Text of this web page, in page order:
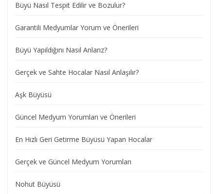
Büyü Nasıl Tespit Edilir ve Bozulur?
Garantili Medyumlar Yorum ve Önerileri
Büyü Yapıldığını Nasıl Anlarız?
Gerçek ve Sahte Hocalar Nasıl Anlaşılır?
Aşk Büyüsü
Güncel Medyum Yorumları ve Önerileri
En Hızlı Geri Getirme Büyüsü Yapan Hocalar
Gerçek ve Güncel Medyum Yorumları
Nohut Büyüsü